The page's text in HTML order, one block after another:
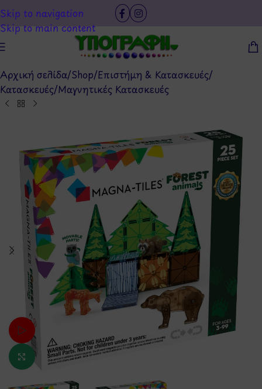
Skip to navigation
Skip to main content
Αρχική σελίδα/Shop/Επιστήμη & Κατασκευές/
Κατασκευές/Μαγνητικές Κατασκευές
Δείτε το βίντεο
Κάντε κλικ για μεγέθυνση